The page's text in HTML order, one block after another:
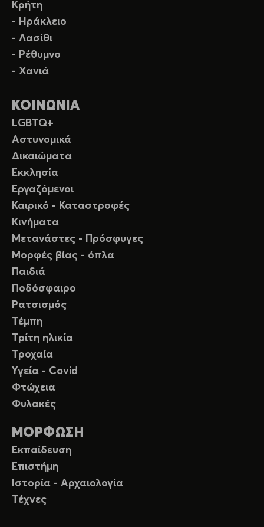
Κρήτη
- Ηράκλειο
- Λασίθι
- Ρέθυμνο
- Χανιά
ΚΟΙΝΩΝΙΑ
LGBTQ+
Αστυνομικά
Δικαιώματα
Εκκλησία
Εργαζόμενοι
Καιρικό - Καταστροφές
Κινήματα
Μετανάστες - Πρόσφυγες
Μορφές βίας - όπλα
Παιδιά
Ποδόσφαιρο
Ρατσισμός
Τέμπη
Τρίτη ηλικία
Τροχαία
Υγεία - Covid
Φτώχεια
Φυλακές
ΜΟΡΦΩΣΗ
Εκπαίδευση
Επιστήμη
Ιστορία - Αρχαιολογία
Τέχνες